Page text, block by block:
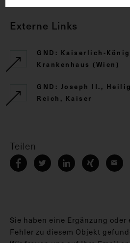
Externe Links
GND: Kaiserlich-
Krankenhaus (Wien)
GND: Joseph II.,
Reich, Kaiser
Teilen
Sie haben eine Ergänzung
Fehler zu diesem Objekt